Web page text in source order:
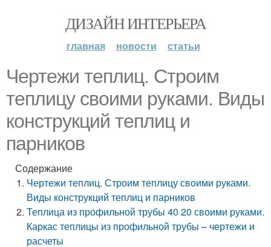
ДИЗАЙН ИНТЕРЬЕРА
главная новости статьи
Чертежи теплиц. Строим
теплицу своими руками. Виды
конструкций теплиц и
парников
Содержание
Чертежи теплиц. Строим теплицу своими руками.
Виды конструкций теплиц и парников
Теплица из профильной трубы 40 20 своими руками.
Каркас теплицы из профильной трубы – чертежи и
расчеты